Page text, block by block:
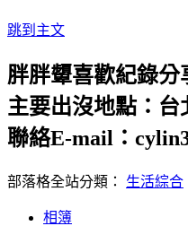
跳到主文
胖胖顰喜歡紀錄分
主要出沒地點：
聯絡E-mail：
部落格全站分類： 生活綜合
相簿